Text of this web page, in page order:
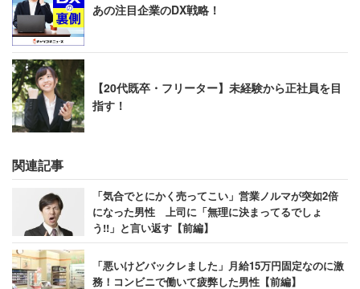
あの注目企業のDX戦略！
【20代既卒・フリーター】未経験から正社員を目
指す！
関連記事
「気合でとにかく売ってこい」営業ノルマが突如2倍
になった男性 上司に「無理に決まってるでしょ
う!!」と言い返す【前編】
「悪いけどバックレました」月給15万円固定なのに激
務！コンビニで働いて疲弊した男性【前編】